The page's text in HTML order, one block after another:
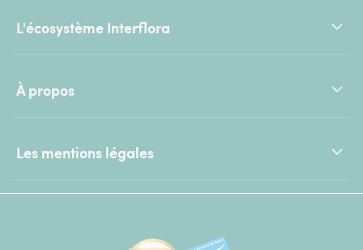
L'écosystème Interflora
À propos
Les mentions légales